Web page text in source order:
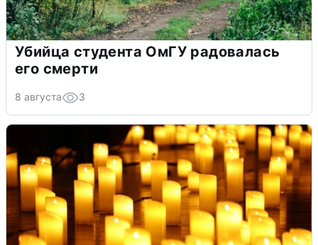
Убийца студента ОмГУ радовалась
его смерти
8 августа 3